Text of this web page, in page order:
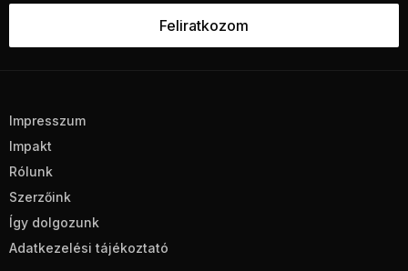
Impresszum
Impakt
Rólunk
Szerzőink
Így dolgozunk
Adatkezelési tájékoztató